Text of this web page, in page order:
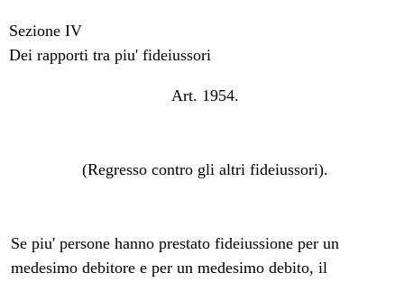
Sezione IV
Dei rapporti tra piu' fideiussori
Art. 1954.
(Regresso contro gli altri fideiussori).
Se piu' persone hanno prestato fideiussione per un
medesimo debitore e per un medesimo debito, il